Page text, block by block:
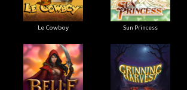
Le Cowboy Sun Princess